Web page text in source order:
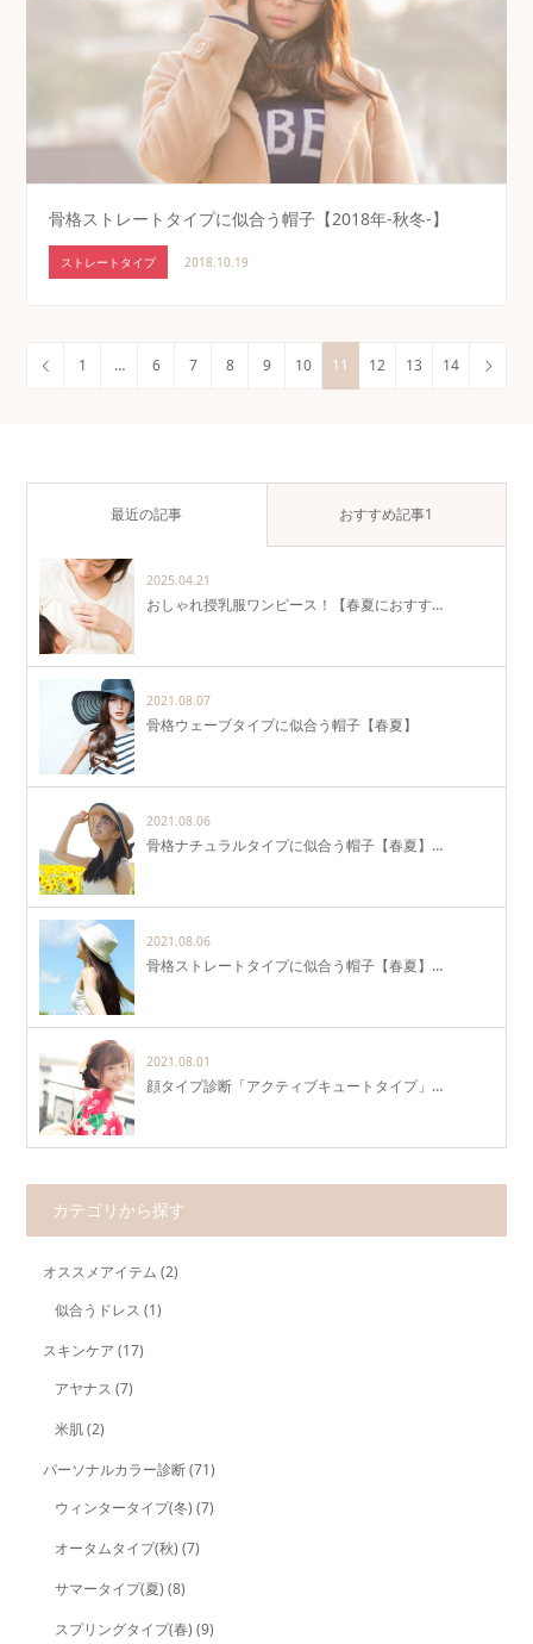
骨格ストレートタイプに似合う帽子【2018年-秋冬-】
ストレートタイプ 2018.10.19
1 … 6 7 8 9 10 11 12 13 14
最近の記事 おすすめ記事1
2025.04.21
おしゃれ授乳服ワンピース！【春夏におすす…
2021.08.07
骨格ウェーブタイプに似合う帽子【春夏】
2021.08.06
骨格ナチュラルタイプに似合う帽子【春夏】…
2021.08.06
骨格ストレートタイプに似合う帽子【春夏】…
2021.08.01
顔タイプ診断「アクティブキュートタイプ」…
カテゴリから探す
オススメアイテム (2)
似合うドレス (1)
スキンケア (17)
アヤナス (7)
米肌(2)
パーソナルカラー診断(71)
ウィンタータイプ(冬) (7)
オータムタイプ(秋) (7)
サマータイプ(夏) (8)
スプリングタイプ(春) (9)